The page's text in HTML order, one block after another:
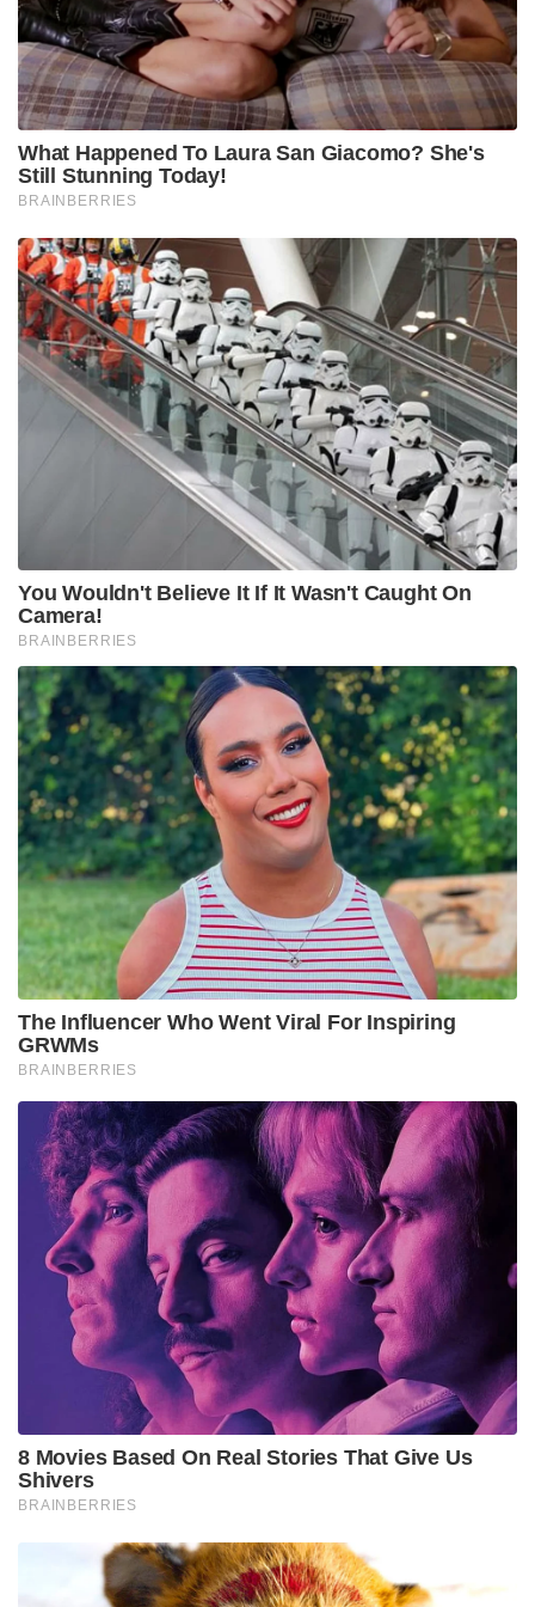
ഗാനമാലപിച്ചത്. ഉച്ചയോടെ ശിഷ്യരെ സംസ്കൃത
വ്യാകരണം പഠിപ്പിച്ചു. സ്വാമി പ്രേമാനന്ദയോട് അധിക
നേരം സംസാരിച്ചിരുന്നു. അതിനിടെ അദ്ദേഹത്തോട്
പറഞ്ഞു.
“ഭാരതം അമരമാണ്…സത്യജ്ഞാനത്തിനു വേണ്ടി
നിരന്തരശ്രമം നടത്തുകയാണെങ്കിൽ ഭാരതം
പെട്ടുപോവുകയാണെങ്കിലോ, അവൾ
മരണമടയുകതന്നെ ചെയ്യും”
അന്ന് ഏഴുമണിയോടെ മുറിയ്ക്കുള്ളിൽ കയറി
വിളിക്കാതെ ആരും മുറി തുറക്കരുതെന്ന് നിർദ്ദേശിച്ച്
ധ്യാനനിഷ്ഠനായി. ഒരു മണിക്കൂർ കഴിഞ്ഞ് ഒരു
ശിഷ്യനെ വിളിച്ച് വീശിത്തരുവാൻ പറഞ്ഞു. കട്ടിലിൽ
കിടന്നു. വീശിക്കൊണ്ടിരിക്കെ ഒരു ചെറിയ വിറയൽ,
ദീർഘശ്വാസമെടുത്തു, മൂക്കിലൊരിറ്റ് ചോരപൊടിഞ്ഞു.
മുപ്പത്തിയൊൻപത് കൊല്ലത്തെ ജീവിതം, ഒരു
സഹസ്രാബ്ദത്തിലേക്ക് വേണ്ടത് ചെയ്തിട്ടുപോയ ആ
മഹാജീവിതം ബാക്കിവച്ച് ആ ശരീരം ഒരിലകൊഴിയും
പോലെ ബാക്കിയായി. താൻ നാൽപ്പതുകൊല്ലം
പോലെ തന്നെ സംഭവിച്ചു.
അവസാന ദിവസം പോലും അമ്മയായ ഈ
ഭാരതഭൂമിയുടെ സർവോത്കൃഷ്ടതയ്ക്ക് വേണ്ട
സൂത്രവാക്യം നമുക്ക് തന്നിട്ടുപോയ ആ
മഹാത്മാവിന്റെ, സ്വാമി വിവേകാനന്ദൻ എന്ന
ഹിമാലയത്തോളമുയർന്ന മഹാമേരുവിന്റെ
നൂറ്റിയൻപത്തിയേഴാം ജന്മവാർഷികമാണിന്ന്.
ആരായിരുന്നു വിവേകാനന്ദൻ? അടിമത്തത്തിന്റെ
നടുവളയ്ക്കലുകൾ സഹസ്രാബ്ദങ്ങളോളം
ശീലമാക്കിയ ഈ ജനതയുടെ
ശിരസ്സുയർത്താനെത്തിയ സാക്ഷാൽ പരമേശ്വരനോ?
യുദ്ധഭൂമിയുടെ നടുവിൽ അകർമ്മണ്യതയും
ക്ലൈബ്യവും ബാധിച്ചു തളർന്നുപോയ പാർത്ഥന്റെ
ജ്വരമകറ്റാനെത്തിയ ഭഗവാൻ ശ്രീകൃഷ്ണനോ?
ലോകത്തിന്റെ അനിശ്ചിതത്വത്തിൽ
മോഹവിവശനായി വൈരാഗ്യമേറി
എല്ലാമുപേക്ഷിയ്ക്കാൻ പോയ ശ്രീരാമന്
സത്യജ്ഞാനമോതിയ വസിഷ്ഠനോ? രാജർഷി
ജനകനു മുന്നിൽ തന്റെ എട്ടുവളവുകളുള്ള
ശരീരവുമായെത്തി കുതിരക്കുളമ്പ് കടക്കും മുൻപ്
പരമസത്യം കാട്ടിക്കൊടുത്ത അഷ്ടാവക്രനോ?
നരേന്ദ്രനെപ്പറ്റി ഠാക്കൂർ ശ്രീരാമകൃഷ്ണഭഗവാൻ
പറയുമായിരുന്നു. “അവൻ നിത്യസിദ്ധന്മാരുടെ
കൂട്ടത്തിലാണ്. അൽപ്പം പ്രായമാകുമ്പോൾ
ഭഗവാന്റെയടുക്കലേക്ക് പോകും. ആളുകളെ
പഠിപ്പിക്കാനാണ് അവൻ വന്നിരിയ്ക്കുന്നത്!…
ഹോമപ്പക്ഷിയുടെ കഥ വേദങ്ങളിലുണ്ട്.
ആകാശത്തിൽ വളരെ ഉയരത്തിലാണത് പാർക്കുന്നത്.
അവിടെ ആകാശത്തിലത് മുട്ടയിടുന്നു. മുട്ട താഴേക്ക്